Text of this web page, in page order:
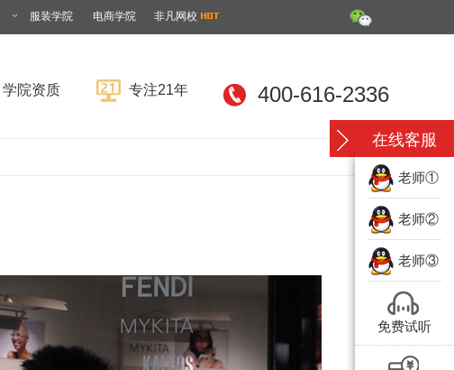
服装学院 电商学院 非凡网校
学院资质 专注21年 400-616-2336
在线客服
老师①
老师②
老师③
免费试听